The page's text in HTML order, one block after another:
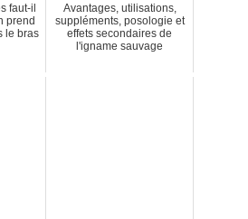
faut-il
prend
le bras
Avantages, utilisations,
suppléments, posologie et
effets secondaires de
l'igname sauvage